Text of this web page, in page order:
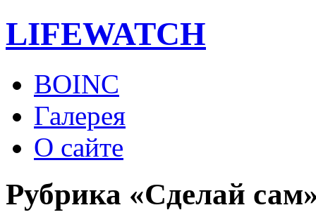
LIFEWATCH
BOINC
Галерея
О сайте
Рубрика «Сделай